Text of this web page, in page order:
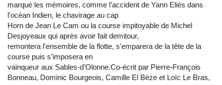
marqué les mémoires, comme l’accident de Yann Eliès dans
l'océan Indien, le chavirage au cap
Horn de Jean Le Cam ou la course impitoyable de Michel
Desjoyeaux qui après avoir fait demitour,
remontera l'ensemble de la flotte, s’emparera de la tête de la
course puis s’imposera en
vainqueur aux Sables-d’Olonne.Co-écrit par Pierre-François
Bonneau, Dominic Bourgeois, Camille El Bèze et Loïc Le Bras,